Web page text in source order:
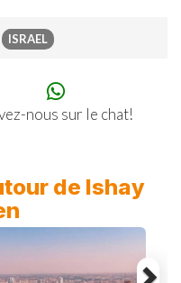
ISRAEL
nous sur le chat!
de Ishay